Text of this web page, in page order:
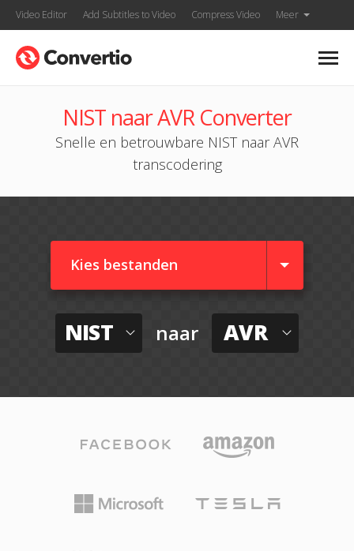
Video Editor Add Subtitles to Video Compress Video Meer
NIST naar AVR Converter
Snelle en betrouwbare NIST naar AVR
transcodering
Kies bestanden
NIST naar AVR